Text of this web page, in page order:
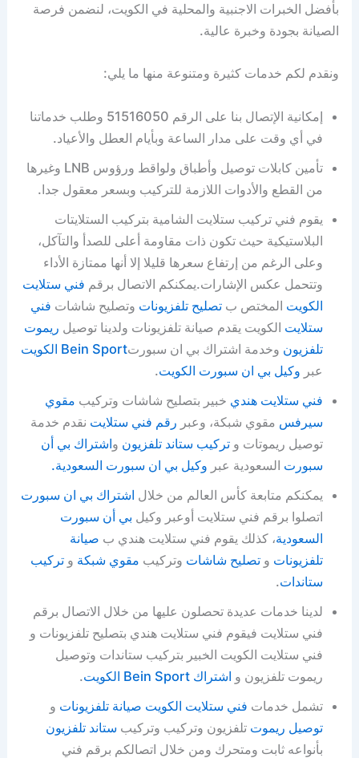
بأفضل الخبرات الاجنبية والمحلية في الكويت، لنضمن فرصة
الصيانة بجودة وخبرة عالية.
ونقدم لكم خدمات كثيرة ومتنوعة منها ما يلي:
إمكانية الإتصال بنا على الرقم 51516050 وطلب خدماتنا
في أي وقت على مدار الساعة وبأيام العطل والأعياد.
تأمين كابلات توصيل وأطباق ولواقط ورؤوس LNB وغيرها
من القطع والأدوات اللازمة للتركيب وبسعر معقول جدا.
يقوم فني تركيب ستلايت الشامية بتركيب الستلايتات
البلاستيكية حيث تكون ذات مقاومة أعلى للصدأ والتآكل،
وعلى الرغم من إرتفاع سعرها قليلا إلا أنها ممتازة الأداء
وتتحمل عكس الإشارات.يمكنكم الاتصال برقم فني ستلايت
الكويت المختص بتصليح تلفزيونات وتصليح شاشات فني
ستلايت الكويت يقدم صيانة تلفزيونات ولدينا توصيل ريموت
تلفزيون وخدمة اشتراك بي ان سبورتBein Sport الكويت
عبر وكيل بي ان سبورت الكويت.
فني ستلايت هندي خبير بتصليح شاشات وتركيب مقوي
سيرفس مقوي شبكة، وعبر رقم فني ستلايت نقدم خدمة
توصيل ريموتات وتركيب ستاند تلفزيون واشتراك بي أن
سبورت السعودية عبر وكيل بي ان سبورت السعودية.
يمكنكم متابعة كأس العالم من خلال اشتراك بي ان سبورت
اتصلوا برقم فني ستلايت أوعبر وكيل بي أن سبورت
السعودية، كذلك يقوم فني ستلايت هندي ب صيانة
تلفزيونات وتصليح شاشات وتركيب مقوي شبكة وتركيب
ستاندات.
لدينا خدمات عديدة تحصلون عليها من خلال الاتصال برقم
فني ستلايت فيقوم فني ستلايت هندي بتصليح تلفزيونات و
فني ستلايت الكويت الخبير بتركيب ستاندات وتوصيل
ريموت تلفزيون و اشتراك Bein Sport الكويت
.
تشمل خدمات فني ستلايت الكويت صيانة تلفزيونات و
توصيل ريموت تلفزيون وتركيب وتركيب ستاند تلفزيون
بأنواعه ثابت ومتحرك ومن خلال اتصالكم برقم فني